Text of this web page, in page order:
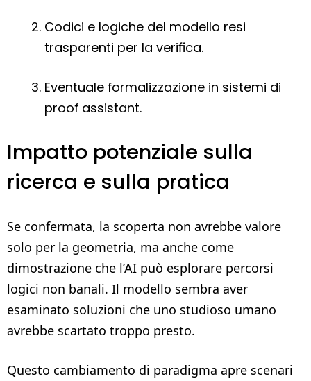
Codici e logiche del modello resi
trasparenti per la verifica.
Eventuale formalizzazione in sistemi di
proof assistant.
Impatto potenziale sulla
ricerca e sulla pratica
Se confermata, la scoperta non avrebbe valore
solo per la geometria, ma anche come
dimostrazione che l’AI può esplorare percorsi
logici non banali. Il modello sembra aver
esaminato soluzioni che uno studioso umano
avrebbe scartato troppo presto.
Questo cambiamento di paradigma apre scenari